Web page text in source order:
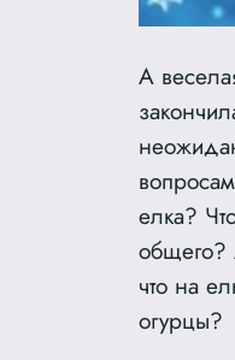
А
елка?
общего?
что на
огурцы?